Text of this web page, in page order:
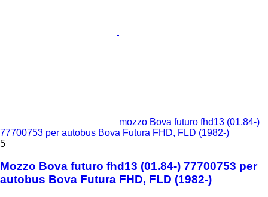
mozzo Bova futuro fhd13 (01.84-)
77700753 per autobus Bova Futura FHD, FLD (1982-)
5
Mozzo Bova futuro fhd13 (01.84-) 77700753 per
autobus Bova Futura FHD, FLD (1982-)